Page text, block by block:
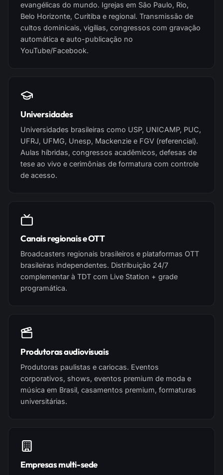
evangélicas do mundo. Igrejas em São Paulo, Rio,
Belo Horizonte, Curitiba e regional. Transmissão de
cultos dominicais, vigílias, congressos com gravação
automática e auto-publicação no
YouTube/Facebook.
Universidades
Universidades brasileiras como USP, UNICAMP, PUC,
UFRJ, UFMG, Unesp, Mackenzie e FGV (referencial).
Aulas híbridas, congressos acadêmicos, defesas de
tese ao vivo e cerimônias de formatura com controle
de acesso.
Canais regionais e OTT
Broadcasters regionais brasileiros e plataformas OTT
brasileiras independentes. Distribuição 24/7
complementar à TDT com Live Station + grade
programática.
Produtoras audiovisuais
Produtoras paulistas e cariocas. Eventos
corporativos, shows, eventos premium de moda e
música em Brasil, casamentos premium, formaturas
universitárias.
Empresas multi-sede